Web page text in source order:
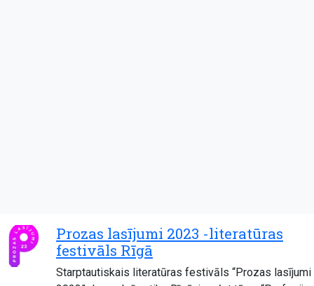
Prozas lasījumi 2023 -literatūras
festivāls Rīgā
Starptautiskais literatūras festivāls “Prozas lasījumi